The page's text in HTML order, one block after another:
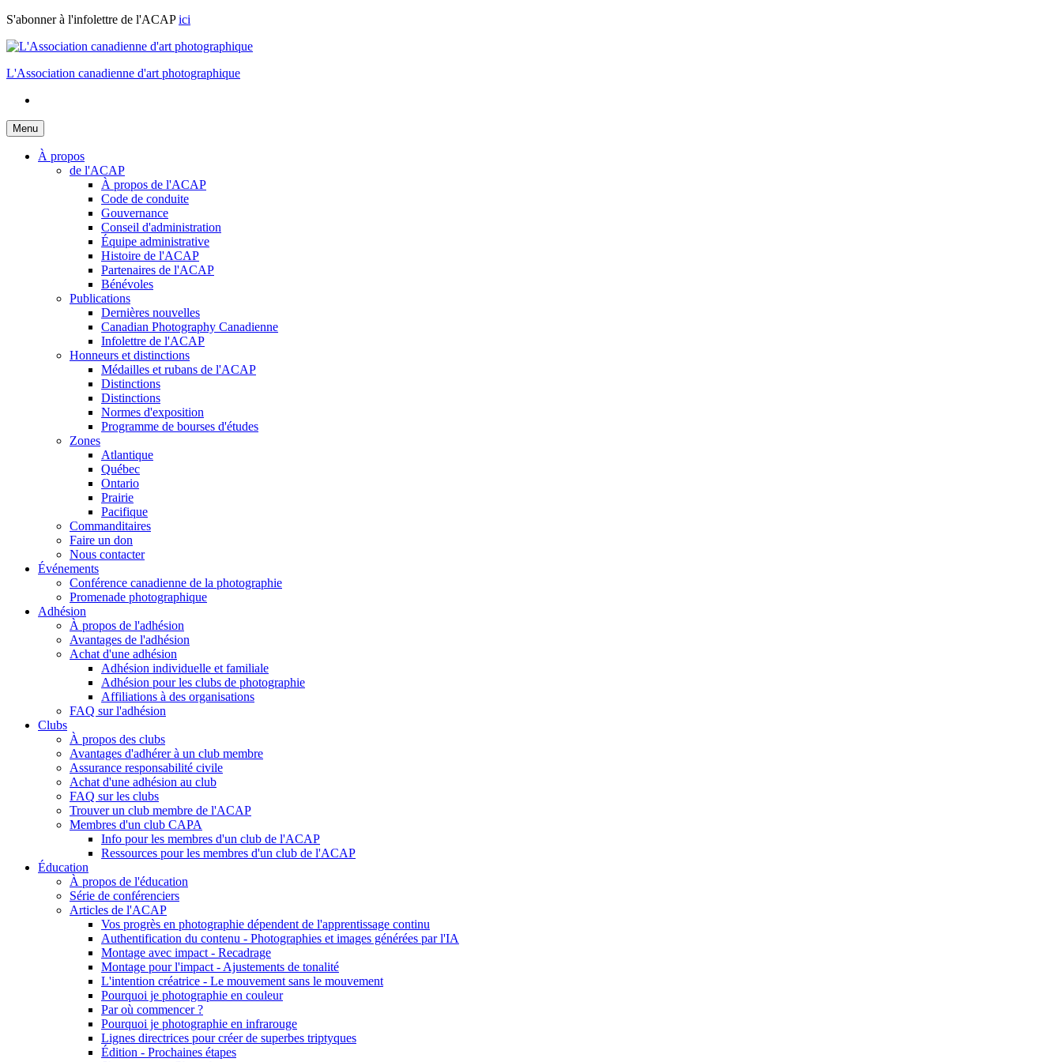
Skip
content
S'abonner à l'infolettre de l'ACAPici
L'Association canadienne d'art photographique
Menu
À propos
de l'ACAP
À propos de l'ACAP
Code de conduite
Gouvernance
Conseil d'administration
Équipe administrative
Histoire de l'ACAP
Partenaires de l'ACAP
Bénévoles
Publications
Dernières nouvelles
Canadian Photography Canadienne
Infolettre de l'ACAP
Honneurs et distinctions
Médailles et rubans de l'ACAP
Distinctions
Distinctions
Normes d'exposition
Programme de bourses d'études
Zones
Atlantique
Québec
Ontario
Prairie
Pacifique
Commanditaires
Faire un don
Nous contacter
Événements
Conférence canadienne de la photographie
Promenade photographique
Adhésion
À propos de l'adhésion
Avantages de l'adhésion
Achat d'une adhésion
Adhésion individuelle et familiale
Adhésion pour les clubs de photographie
Affiliations à des organisations
FAQ sur l'adhésion
Clubs
À propos des clubs
Avantages d'adhérer à un club membre
Assurance responsabilité civile
Achat d'une adhésion au club
FAQ sur les clubs
Trouver un club membre de l'ACAP
Membres d'un club CAPA
Info pour les membres d'un club de l'ACAP
Ressources pour les membres d'un club de l'ACAP
Éducation
À propos de l'éducation
Série de conférenciers
Articles de l'ACAP
Vos progrès en photographie dépendent de l'apprentissage continu
Authentification du contenu - Photographies et images générées par l'IA
Montage avec impact - Recadrage
Montage pour l'impact - Ajustements de tonalité
L'intention créatrice - Le mouvement sans le mouvement
Pourquoi je photographie en couleur
Par où commencer ?
Pourquoi je photographie en infrarouge
Lignes directrices pour créer de superbes triptyques
Édition - Prochaines étapes